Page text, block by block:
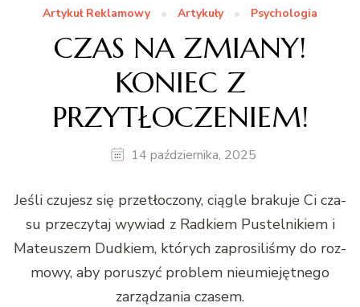
Artykuł Reklamowy Artykuły Psychologia
CZAS NA ZMIANY!
KONIEC Z
PRZYTŁOCZENIEM!
14 października, 2025
Jeśli czu­jesz się przetłoc­zony, cią­gle braku­je Ci cza­
su przeczy­taj wywiad z Rad­kiem Pustel­nikiem i
Mateuszem Dud­kiem, których zaprosil­iśmy do roz­
mowy, aby poruszyć prob­lem nieu­miejęt­nego
zarządza­nia cza­sem.